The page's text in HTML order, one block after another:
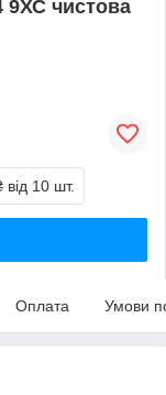
9ХС чистова
від 10 шт.
Оплата Умови